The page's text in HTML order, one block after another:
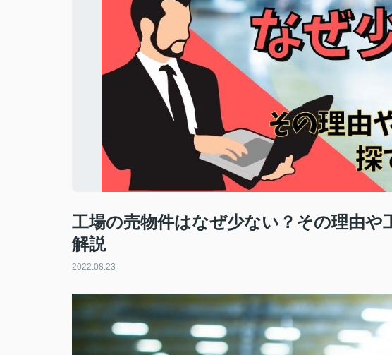
工場の売物件はなぜ少ない？その理由や
解説
2022.08.23